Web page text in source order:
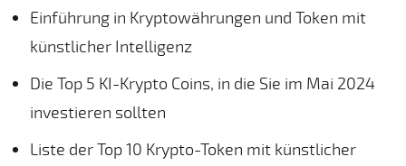
Einführung in Kryptowährungen und Token mit
künstlicher Intelligenz
Die Top 5 KI-Krypto Coins, in die Sie im Mai 2024
investieren sollten
Liste der Top 10 Krypto-Token mit künstlicher